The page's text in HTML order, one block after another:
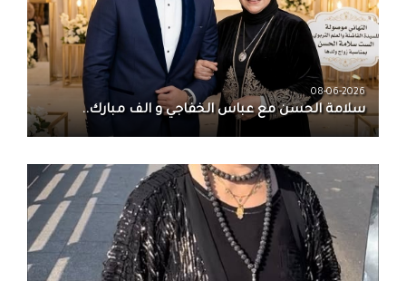
08-06-2026
سلامة الحسن‏ مع ‏عباس الخفاجي‏ و‏ الف مبارك..